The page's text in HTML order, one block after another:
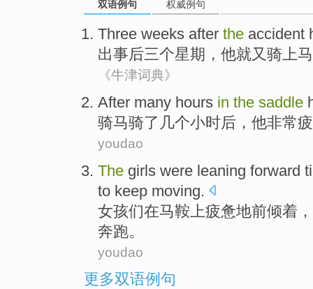
双语例句 权威例句
Three weeks after the accident
出事后三个星期 ， 他就又 骑上马
《牛津词典》
After many hours in the saddle
骑马骑了 几个小时后 ， 他非常
youdao
The girls were leaning forward
to keep moving.
女孩们在马鞍 上疲惫地前倾着，
奔跑。
youdao
更多双语例句